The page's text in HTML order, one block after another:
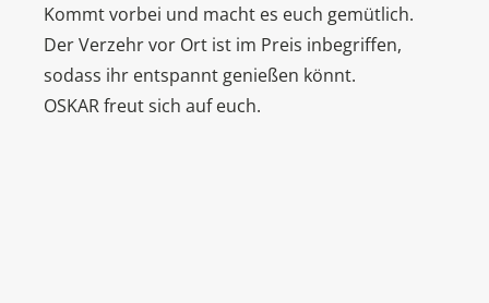
Kommt vorbei und macht es euch gemütlich.
Der Verzehr vor Ort ist im Preis inbegriffen,
sodass ihr entspannt genießen könnt.
OSKAR freut sich auf euch.